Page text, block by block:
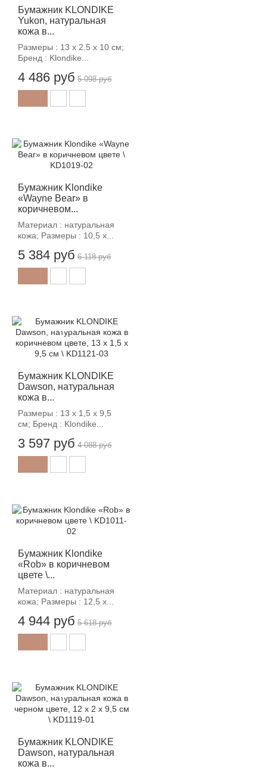
Бумажник KLONDIKE
Yukon, натуральная
кожа в...
Размеры : 13 х 2.5 х 10 см;
Бренд : Klondike...
4 486 руб 5 098 руб
Бумажник Klondike
«Wayne Bear» в
коричневом...
Материал : натуральная
кожа; Размеры : 10,5 х...
5 384 руб 6 118 руб
Бумажник KLONDIKE
Dawson, натуральная
кожа в...
Размеры : 13 х 1,5 х 9,5
см; Бренд : Klondike...
3 597 руб 4 088 руб
Бумажник Klondike
«Rob» в коричневом
цвете \...
Материал : натуральная
кожа; Размеры : 12,5 х...
4 944 руб 5 618 руб
Бумажник KLONDIKE
Dawson, натуральная
кожа в...